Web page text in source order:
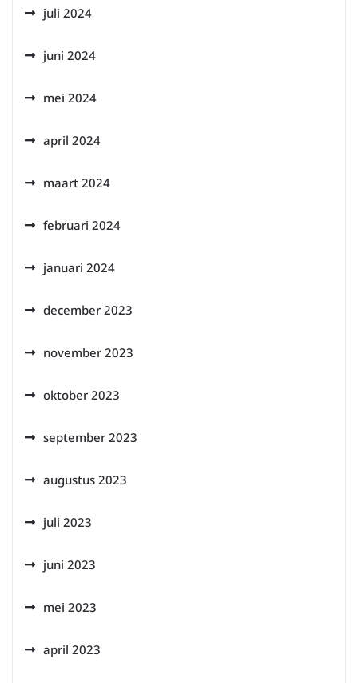
juli 2024
juni 2024
mei 2024
april 2024
maart 2024
februari 2024
januari 2024
december 2023
november 2023
oktober 2023
september 2023
augustus 2023
juli 2023
juni 2023
mei 2023
april 2023